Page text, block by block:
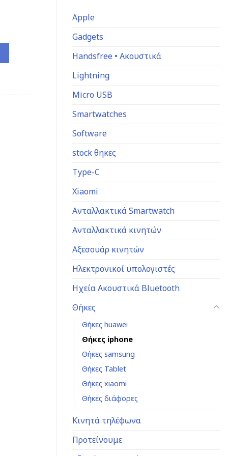
πλάτη 2500mAh ποσότητα
Apple
Gadgets
Handsfree • Ακουστικά
Lightning
Micro USB
Smartwatches
Software
stock θηκες
Type-C
Xiaomi
Ανταλλακτικά Smartwatch
Ανταλλακτικά κινητών
Αξεσουάρ κινητών
Ηλεκτρονικοί υπολογιστές
Ηχεία Ακουστικά Bluetooth
Θήκες
Θήκες huawei
Θήκες iphone
Θήκες samsung
Θήκες Tablet
Θήκες xiaomi
Θήκες διάφορες
Κινητά τηλέφωνα
Προτείνουμε